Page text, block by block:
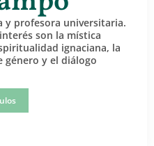
y profesora universitaria.
son la mística
ignaciana, la
género y el diálogo